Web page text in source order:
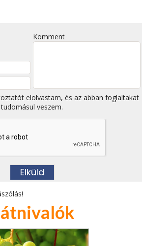
Komment
elolvastam, és az abban foglaltakat
tudomásul veszem.